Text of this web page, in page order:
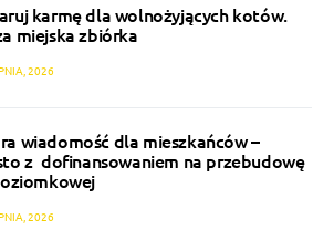
karmę dla wolnożyjących kotów.
miejska zbiórka
2026
wiadomość dla mieszkańców –
z dofinansowaniem na przebudowę
2026